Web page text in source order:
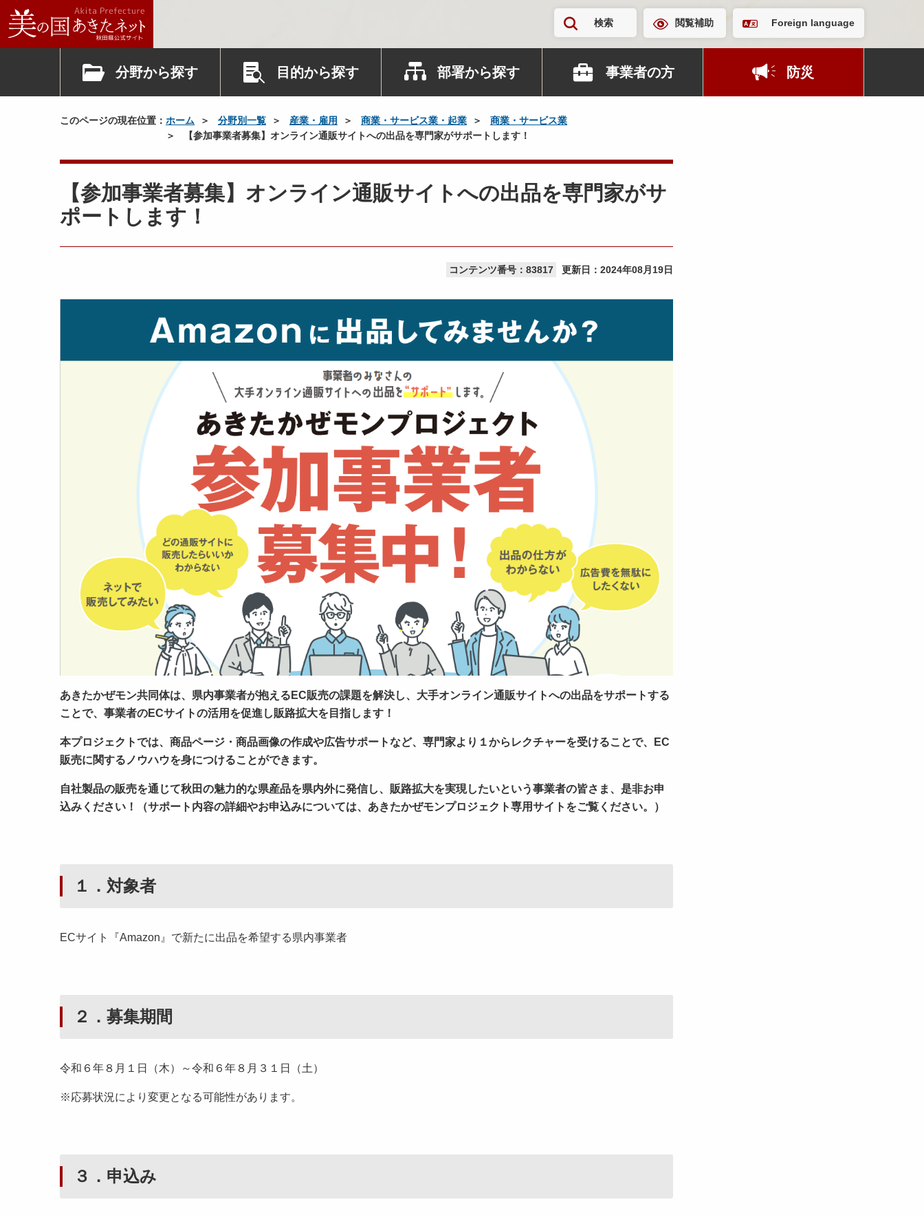
検索 閲覧補助 Foreign language
分野から探す 目的から探す 部署から探す 事業者の方 防災
このページの現在位置： ホーム 分野別一覧 産業・雇用 商業・サービス業・起業
商業・サービス業
【参加事業者募集】オンライン通販サイトへの出品を専門家がサポートします！
【参加事業者募集】オンライン通販サイトへの出品を専門家がサ
ポートします！
コンテンツ番号：83817 更新日： 2024年08月19日
あきたかぜモン共同体は、県内事業者が抱えるEC販売の課題を解決し、大手オンライン通販サイトへの出品をサポートする
ことで、 事業者のECサイトの活用を促進し販路拡大を目指します！
本プロジェクトでは、商品ページ・商品画像の作成や広告サポートなど、専門家より１からレクチャーを受けることで、EC
販売に関するノウハウを身につけることができます。
自社製品の販売を通じて秋田の魅力的な県産品を県内外に発信し、販路拡大を実現したいという事業者の皆さま、是非お申
込みください！（サポート内容の詳細やお申込みについては、あきたかぜモンプロジェクト専用サイトをご覧ください。）
１．対象者
ECサイト『Amazon』で新たに出品を希望する県内事業者
２．募集期間
令和６年８月１日（木）～令和６年８月３１日（土）
※応募状況により変更となる可能性があります。
３．申込み